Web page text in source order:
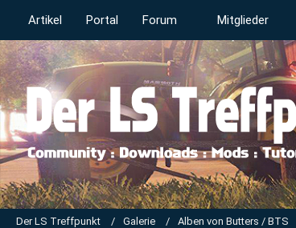
Artikel Portal Forum Mitglieder
Der LS Treffpunkt Galerie Alben von Butters / BTS